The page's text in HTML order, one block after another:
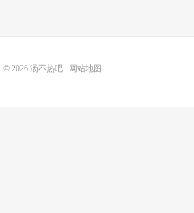
© 2026 汤不热吧 网站地图